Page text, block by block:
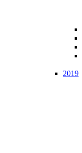
2019